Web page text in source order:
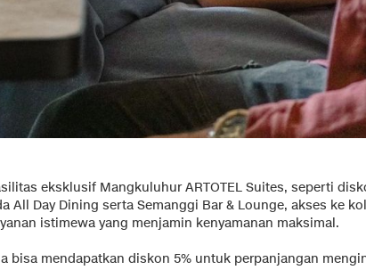
eksklusif Mangkuluhur ARTOTEL Suites, seperti
All Day Dining serta Semanggi Bar & Lounge, akses ke
istimewa yang menjamin kenyamanan maksimal.
bisa mendapatkan diskon 5% untuk perpanjangan